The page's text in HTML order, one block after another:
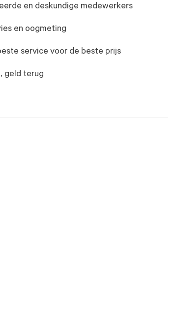
en deskundige medewerkers
en oogmeting
service voor de beste prijs
geld terug